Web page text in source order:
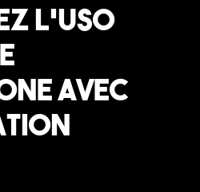
l’USO
avec